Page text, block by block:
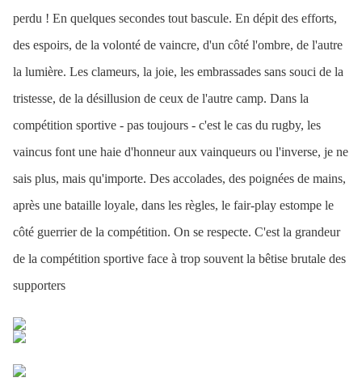
perdu ! En quelques secondes tout bascule. En dépit des efforts,
des espoirs, de la volonté de vaincre, d'un côté l'ombre, de l'autre
la lumière. Les clameurs, la joie, les embrassades sans souci de la
tristesse, de la désillusion de ceux de l'autre camp. Dans la
compétition sportive - pas toujours - c'est le cas du rugby, les
vaincus font une haie d'honneur aux vainqueurs ou l'inverse, je ne
sais plus, mais qu'importe. Des accolades, des poignées de mains,
après une bataille loyale, dans les règles, le fair-play estompe le
côté guerrier de la compétition. On se respecte. C'est la grandeur
de la compétition sportive face à trop souvent la bêtise brutale des
supporters